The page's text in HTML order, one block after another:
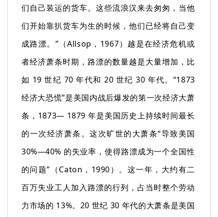
们自己装运的货车。这些流浪汉来去匆匆，当他
们开始靠扒货车为生的时候，他们已经将自己变
成路漂。”（Allsop，1967）越是在经济危机或
者经济萧条时期，路漂的数量越是大量增加，比
如 19 世纪 70 年代和 20 世纪 30 年代。“1873
经济大恐慌”是美国内战后爆发的第一次经济大萧
条，1873— 1879 年是美国历史上持续时间最长
的一次经济萧条。这次旷世的大萧条“导致美国
30%—40% 的失业率，使得路漂成为一个全国性
的问题”（Caton，1990）。这一年，大约有二
百万失业工人加入路漂的行列，占当时整个劳动
力市场的 13%。20 世纪 30 年代的大萧条是美国